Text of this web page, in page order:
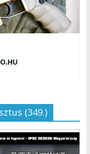
(349.)